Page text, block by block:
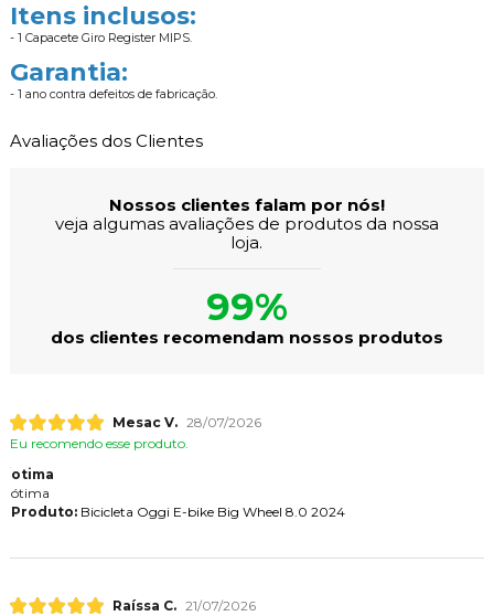
Itens inclusos:
- 1 Capacete Giro Register MIPS.
Garantia:
- 1 ano contra defeitos de fabricação.
Avaliações dos Clientes
Nossos clientes falam por nós!
veja algumas avaliações de produtos da nossa
loja.
99%
dos clientes recomendam nossos produtos
Mesac V. 28/07/2026
Eu recomendo esse produto.
otima
ótima
Produto:Bicicleta Oggi E-bike Big Wheel 8.0 2024
Raíssa C. 21/07/2026